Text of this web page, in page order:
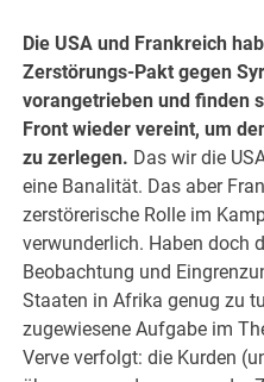
Die USA und Frankreich
Zerstörungs-Pakt gegen
vorangetrieben und finden
Front wieder vereint, um
zu zerlegen. Das wir die
eine Banalität. Das aber
zerstörerische Rolle im
verwunderlich. Haben doch
Beobachtung und
Staaten in Afrika genug zu
zugewiesene Aufgabe im
Verve verfolgt: die Kurden